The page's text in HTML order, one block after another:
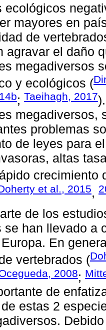
ecológicos
mayores en
de
agravar el daño
megadiversos
y ecológicos (
; Taeihagh, 2017
megadiversos,
problemas
de leyes para
altas
crecimiento
et al., 2015,
de los
se han llevado a
En
vertebrados (
2008;
de
estas 2